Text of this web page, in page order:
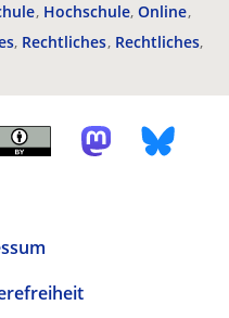
Hochschule Online
Rechtliches Rechtliches